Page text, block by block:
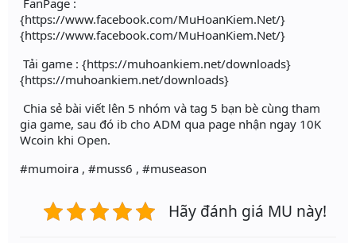
FanPage :
{https://www.facebook.com/MuHoanKiem.Net/}
{https://www.facebook.com/MuHoanKiem.Net/}
Tải game : {https://muhoankiem.net/downloads}
{https://muhoankiem.net/downloads}
Chia sẻ bài viết lên 5 nhóm và tag 5 bạn bè cùng tham
gia game, sau đó ib cho ADM qua page nhận ngay 10K
Wcoin khi Open.
#mumoira , #muss6 , #museason
Hãy đánh giá MU này!